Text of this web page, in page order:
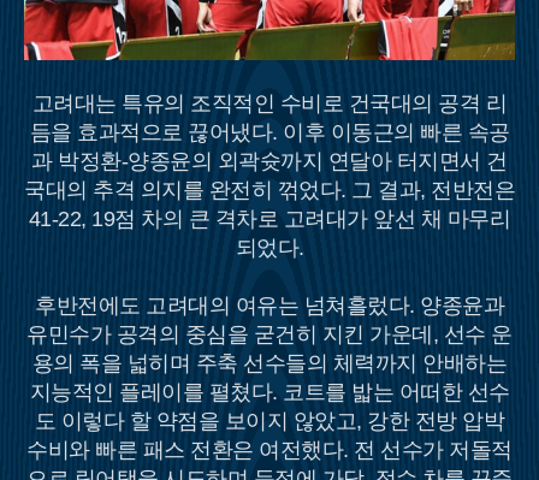
고려대는 특유의 조직적인 수비로 건국대의 공격 리
듬을 효과적으로 끊어냈다. 이후 이동근의 빠른 속공
과 박정환-양종윤의 외곽슛까지 연달아 터지면서 건
국대의 추격 의지를 완전히 꺾었다. 그 결과, 전반전은
41-22, 19점 차의 큰 격차로 고려대가 앞선 채 마무리
되었다.
후반전에도 고려대의 여유는 넘쳐흘렀다. 양종윤과
유민수가 공격의 중심을 굳건히 지킨 가운데, 선수 운
용의 폭을 넓히며 주축 선수들의 체력까지 안배하는
지능적인 플레이를 펼쳤다. 코트를 밟는 어떠한 선수
도 이렇다 할 약점을 보이지 않았고, 강한 전방 압박
수비와 빠른 패스 전환은 여전했다. 전 선수가 저돌적